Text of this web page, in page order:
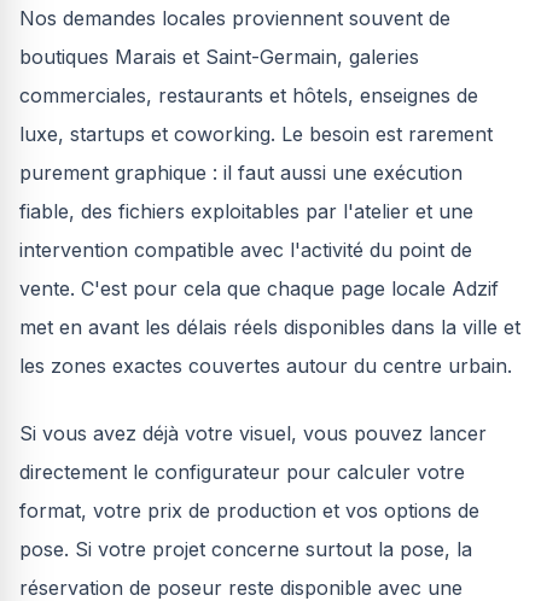
Nos demandes locales proviennent souvent de
boutiques Marais et Saint-Germain, galeries
commerciales, restaurants et hôtels, enseignes de
luxe, startups et coworking. Le besoin est rarement
purement graphique : il faut aussi une exécution
fiable, des fichiers exploitables par l'atelier et une
intervention compatible avec l'activité du point de
vente. C'est pour cela que chaque page locale Adzif
met en avant les délais réels disponibles dans la ville et
les zones exactes couvertes autour du centre urbain.
Si vous avez déjà votre visuel, vous pouvez lancer
directement le configurateur pour calculer votre
format, votre prix de production et vos options de
pose. Si votre projet concerne surtout la pose, la
réservation de poseur reste disponible avec une